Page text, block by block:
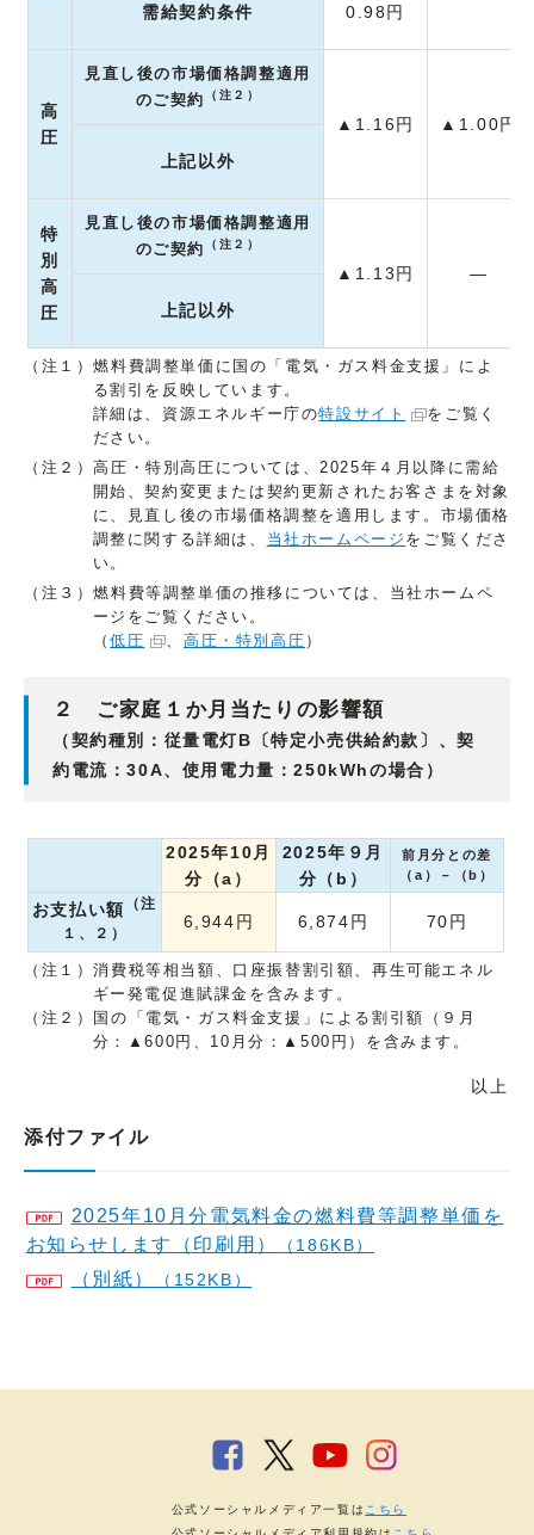
需給契約条件
0.98円
高
圧
見直し後の市場価格調整適用
のご契約
（注２）
▲1.16円
▲1.00円
上記以外
特
別
高
圧
見直し後の市場価格調整適用
のご契約
（注２）
▲1.13円
―
上記以外
（注１）燃料費調整単価に国の「電気・ガス料金支援」によ
る割引を反映しています。
詳細は、資源エネルギー庁の特設サイト
をご覧く
ださい。
（注２）高圧・特別高圧については、2025年４月以降に需給
開始、契約変更または契約更新されたお客さまを対象
に、見直し後の市場価格調整を適用します。市場価格
調整に関する詳細は、 当社ホームページ をご覧くださ
い。
（注３）燃料費等調整単価の推移については、当社ホームペ
ージをご覧ください。
（低圧 、高圧・特別高圧 ）
２ ご家庭１か月当たりの影響額
（契約種別：従量電灯B〔特定小売供給約款〕、契
約電流：30A、使用電力量：250kWhの場合）
2025年10月
分（a）
2025年９月
分（b）
前月分との差
（a）－（b）
お支払い額 （注
１、２）
6,944円 6,874円 70円
（注１）消費税等相当額、口座振替割引額、再生可能エネル
ギー発電促進賦課金を含みます。
（注２）国の「電気・ガス料金支援」による割引額（９月
分：▲600円、10月分：▲500円）を含みます。
以上
添付ファイル
2025年10月分電気料金の燃料費等調整単価を
お知らせします（印刷用）
（186KB）
（別紙） （152KB）
公式ソーシャルメディア一覧は こちら